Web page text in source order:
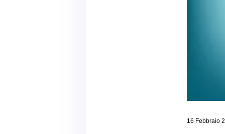
16 Febbraio